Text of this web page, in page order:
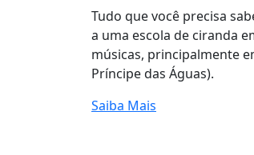
Tudo que você precisa
a uma escola de ciranda
músicas, principalmente
Príncipe das Águas).
Saiba Mais